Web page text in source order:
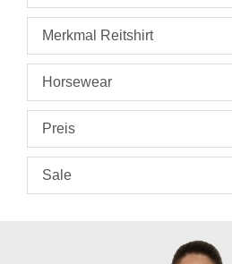
Merkmal Reitshirt
Horsewear
Preis
Sale